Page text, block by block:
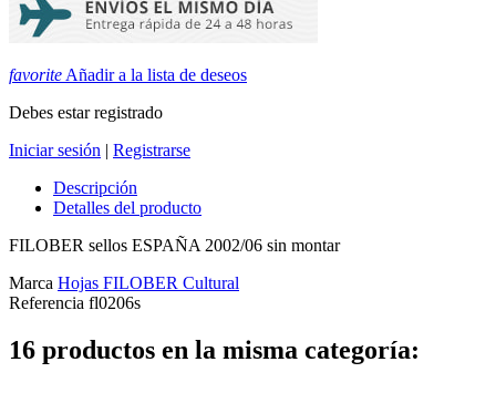
favorite Añadir a la lista de deseos
Debes estar registrado
Iniciar sesión | Registrarse
Descripción
Detalles del producto
FILOBER sellos ESPAÑA 2002/06 sin montar
Marca Hojas FILOBER Cultural
Referencia fl0206s
16 productos en la misma categoría: